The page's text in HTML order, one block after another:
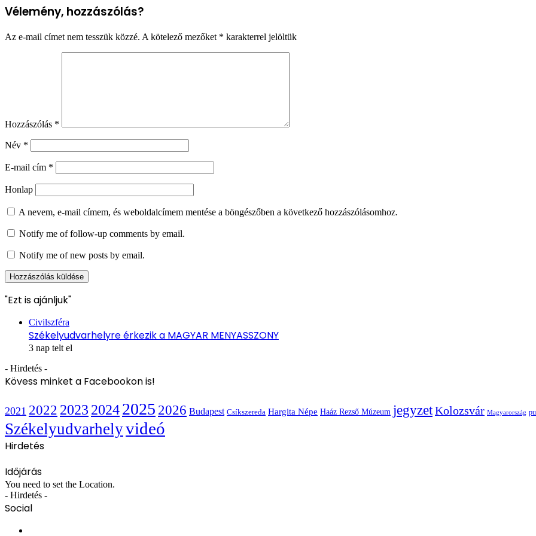
Vélemény, hozzászólás?
Az e-mail címet nem tesszük közzé. A kötelező mezőket * karakterrel jelöltük
Hozzászólás *
Név *
E-mail cím *
Honlap
A nevem, e-mail címem, és weboldalcímem mentése a böngészőben a következő hozzászólásomhoz.
Notify me of follow-up comments by email.
Notify me of new posts by email.
"Ezt is ajánljuk"
Civilszféra
Székelyudvarhelyre érkezik a MAGYAR MENYASSZONY
3 nap telt el
- Hirdetés -
Kövess minket a Facebookon is!
2021 2022 2023 20242025 2026 Budapest Csíkszereda Hargita Népe Haáz Rezső Múzeum jegyzetKolozsvár Magyarország
Székelyudvarhelyvideó
Hirdetés
Időjárás
You need to set the Location.
- Hirdetés -
Social